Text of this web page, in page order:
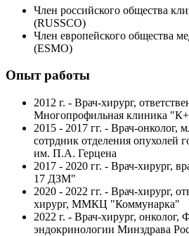
Член российского общества
(RUSSCO)
Член европейского общества
(ESMO)
Опыт работы
2012 г. - Врач-хирург,
Многопрофильная клиника
2015 - 2017 гг. - Врач-онколог,
сотрдник отделения
им. П.А. Герцена
2017 - 2020 гг. - Врач-хирург,
17 ДЗМ"
2020 - 2022 гг. - Врач-хирург,
хирург, ММКЦ "Коммунарка"
2022 г. - Врач-хирург,
эндокринологии Минздрава